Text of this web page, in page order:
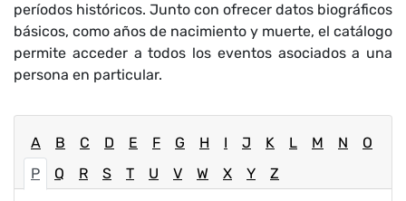
períodos históricos. Junto con ofrecer datos biográficos
básicos, como años de nacimiento y muerte, el catálogo
permite acceder a todos los eventos asociados a una
persona en particular.
A B C D E F G H I J K L M N
O
P
Q R S T U V W X Y Z